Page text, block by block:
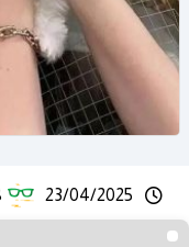
23/04/2025